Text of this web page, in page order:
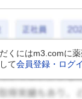
くにはm3.comに薬
て会員登録・ログ